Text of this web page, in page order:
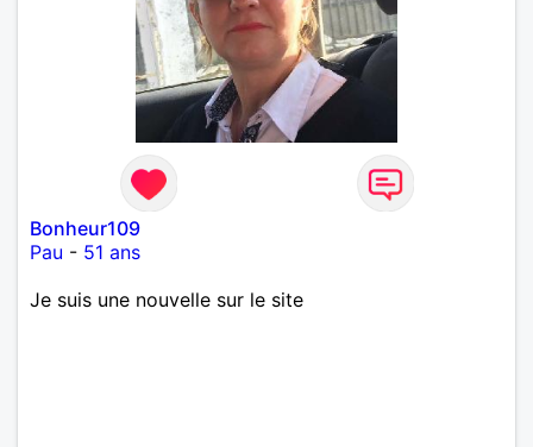
Bonheur109
Pau - 51 ans
Je suis une nouvelle sur le site